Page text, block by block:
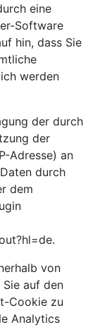
eine
Software
hin, dass Sie
werden
der durch
der
Adresse) an
durch
dem
von
auf den
Cookie zu
Analytics